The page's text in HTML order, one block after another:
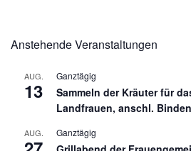
Anstehende Veranstaltungen
AUG.
13
Ganztägig
Sammeln der Kräuter für
Landfrauen, anschl.
AUG. Ganztägig